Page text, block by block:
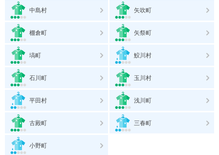
中島村 矢吹町
棚倉町 矢祭町
塙町 鮫川村
石川町 玉川村
平田村 浅川町
古殿町 三春町
小野町